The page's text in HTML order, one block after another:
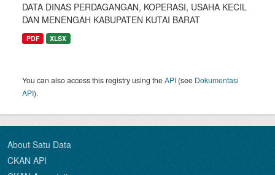
DATA DINAS PERDAGANGAN, KOPERASI, USAHA KECIL
DAN MENENGAH KABUPATEN KUTAI BARAT
PDF XLSX
You can also access this registry using theAPI (see Dokumentasi
API).
About Satu Data
CKAN API